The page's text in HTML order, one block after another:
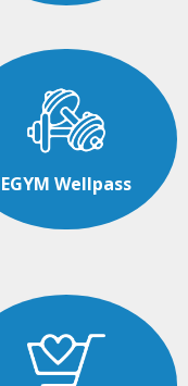
EGYM Wellpass